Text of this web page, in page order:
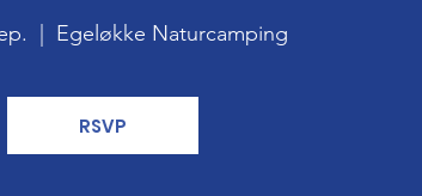
Egeløkke Naturcamping
RSVP